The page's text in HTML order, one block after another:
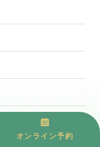
オンライン予約